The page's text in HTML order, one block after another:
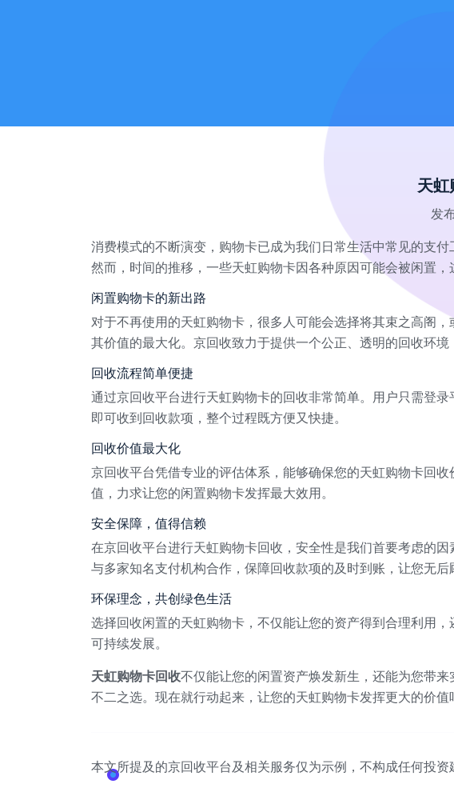
天虹
发
消费模式的不断演变，购物卡已成为我们日常生活中常见的支
然而，时间的推移，一些天虹购物卡因各种原因可能会被闲置，
闲置购物卡的新出路
对于不再使用的天虹购物卡，很多人可能会选择将其束之高阁
其价值的最大化。京回收致力于提供一个公正、透明的回收环境
回收流程简单便捷
通过京回收平台进行天虹购物卡的回收非常简单。用户只需登
即可收到回收款项，整个过程既方便又快捷。
回收价值最大化
京回收平台凭借专业的评估体系，能够确保您的天虹购物卡回
值，力求让您的闲置购物卡发挥最大效用。
安全保障，值得信赖
在京回收平台进行天虹购物卡回收，安全性是我们首要考虑的
与多家知名支付机构合作，保障回收款项的及时到账，让您无后
环保理念，共创绿色生活
选择回收闲置的天虹购物卡，不仅能让您的资产得到合理利用
可持续发展。
天虹购物卡回收不仅能让您的闲置资产焕发新生，还能为您带
不二之选。现在就行动起来，让您的天虹购物卡发挥更大的价值
本文所提及的京回收平台及相关服务仅为示例，不构成任何投